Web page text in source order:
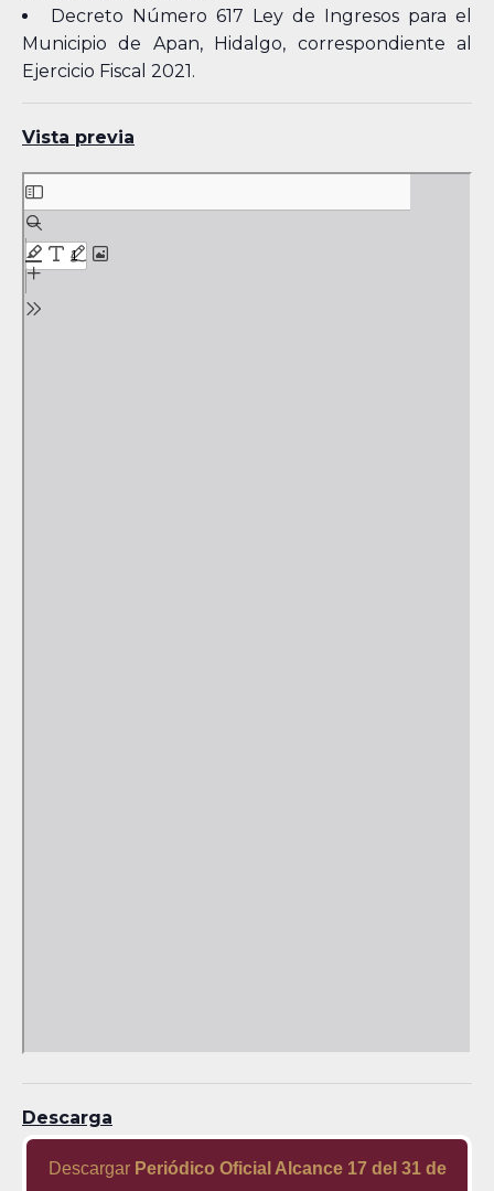
Decreto Número 617 Ley de Ingresos para el
Municipio de Apan, Hidalgo, correspondiente al
Ejercicio Fiscal 2021.
Vista previa
Skip
to
PDF
content
Descarga
Descargar Periódico Oficial Alcance 17 del 31 de